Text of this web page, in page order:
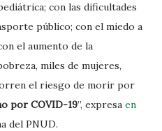
con las dificultades
público; con el miedo a
el aumento de la
miles de mujeres,
el riesgo de morir por
por COVID-19”, expresa en
del PNUD.